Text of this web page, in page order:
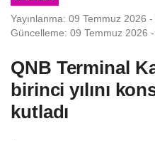
Yayınlanma: 09 Temmuz 2026
Güncelleme: 09 Temmuz 2026
QNB Terminal
birinci yılını
kutladı